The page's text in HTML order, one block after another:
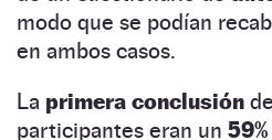
modo que se podían
en ambos casos.
La primera conclusión
participantes eran un